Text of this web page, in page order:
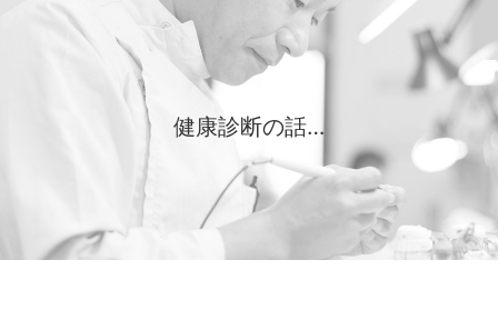
健康診断の話…